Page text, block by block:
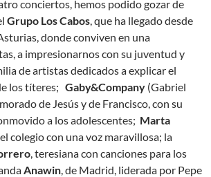
conciertos, hemos podido gozar de
Grupo Los Cabos , que ha llegado desde
donde conviven en una
a impresionarnos con su juventud y
de artistas dedicados a explicar el
los títeres; Gaby&Company (Gabriel
de Jesús y de Francisco, con su
a los adolescentes; Marta
colegio con una voz maravillosa; la
, teresiana con canciones para los
Anawin , de Madrid, liderada por Pepe